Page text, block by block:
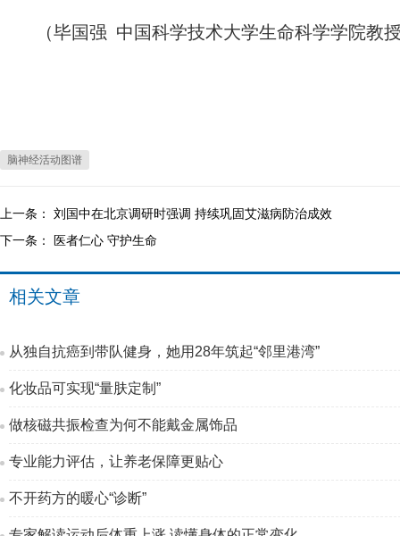
（毕国强 中国科学技术大学生命科学学院教
脑神经活动图谱
上一条： 刘国中在北京调研时强调 持续巩固艾滋病防治成效
下一条：
医者仁心 守护生命
相关文章
从独自抗癌到带队健身，她用28年筑起“邻里港湾”
化妆品可实现“量肤定制”
做核磁共振检查为何不能戴金属饰品
专业能力评估，让养老保障更贴心
不开药方的暖心“诊断”